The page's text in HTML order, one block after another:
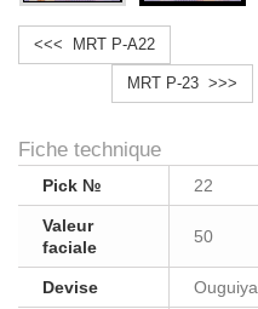
<<< MRT P-A22
MRT P-23 >>>
Fiche technique
Pick № 22
Valeur
faciale
50
Devise Ouguiya